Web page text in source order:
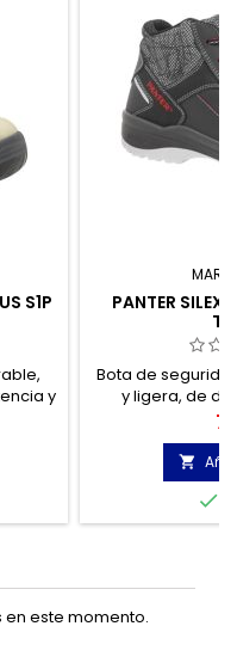
S1P
y
PANTER SILEX
Bota de
y ligera, de


en este momento.